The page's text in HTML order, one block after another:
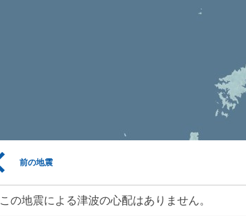
前の地震
この地震による津波の心配はありません。